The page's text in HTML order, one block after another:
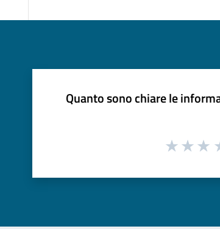
Quanto sono chiare le